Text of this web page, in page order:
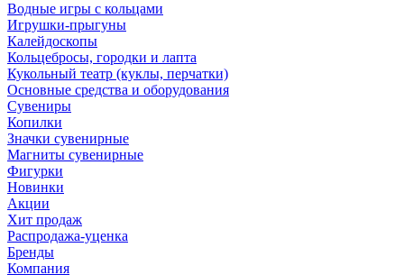
Водные игры с кольцами
Игрушки-прыгуны
Калейдоскопы
Кольцебросы, городки и лапта
Кукольный театр (куклы, перчатки)
Основные средства и оборудования
Сувениры
Копилки
Значки сувенирные
Магниты сувенирные
Фигурки
Новинки
Акции
Хит продаж
Распродажа-уценка
Бренды
Компания